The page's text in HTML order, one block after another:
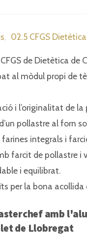
02.5 CFGS
de Dietètica
al mòdul propi de
i l’originalitat de
pollastre al forn
integrals i
farcit de pollastre i
i equilibrat.
per la bona acollida
amb
de Llobregat